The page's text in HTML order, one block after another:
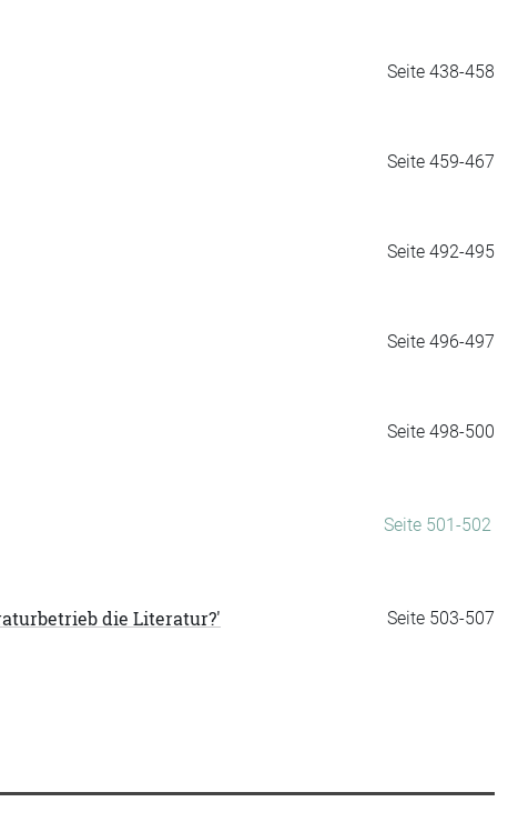
Seite 438-458
Seite 459-467
Seite 492-495
Seite 496-497
Seite 498-500
Seite 501-502
Seite 503-507
die Literatur?'